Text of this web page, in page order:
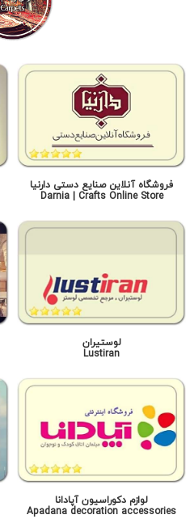
فروشگاه آنلاین صنایع دستی دارنیا
Darnia | Crafts Online Store
لوستیران
Lustiran
لوازم دکوراسیون آپادانا
Apadana decoration accessories